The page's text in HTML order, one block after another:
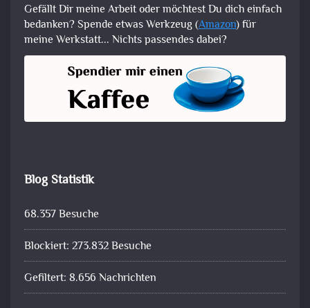
Gefällt Dir meine Arbeit oder möchtest Du dich einfach
bedanken? Spende etwas Werkzeug (Amazon) für
meine Werkstatt... Nichts passendes dabei?
Blog Statistik
68.357 Besuche
Blockiert: 273.832 Besuche
Gefiltert: 8.656 Nachrichten